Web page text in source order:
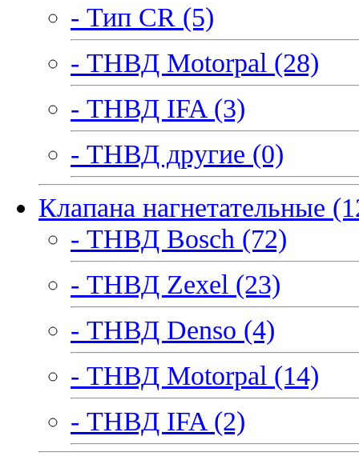
- Тип CR (5)
- ТНВД Motorpal (28)
- ТНВД IFA (3)
- ТНВД другие (0)
Клапана нагнетательные
- ТНВД Bosch (72)
- ТНВД Zexel (23)
- ТНВД Denso (4)
- ТНВД Motorpal (14)
- ТНВД IFA (2)